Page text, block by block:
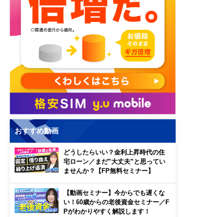
おすすめ動画
どうしたらいい？金利上昇時代の住
宅ローン／まだ”大丈夫”と思ってい
ませんか？【FP無料セミナー】
【動画セミナー】今からでも遅くな
い！60歳からの老後資金セミナー／F
Pがわかりやすく解説します！